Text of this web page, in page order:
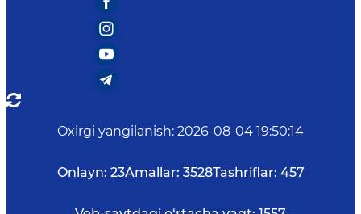
Oxirgi yangilanish: 2026-08-04 19:50:14
Onlayn: 23Amallar: 3528Tashriflar: 457